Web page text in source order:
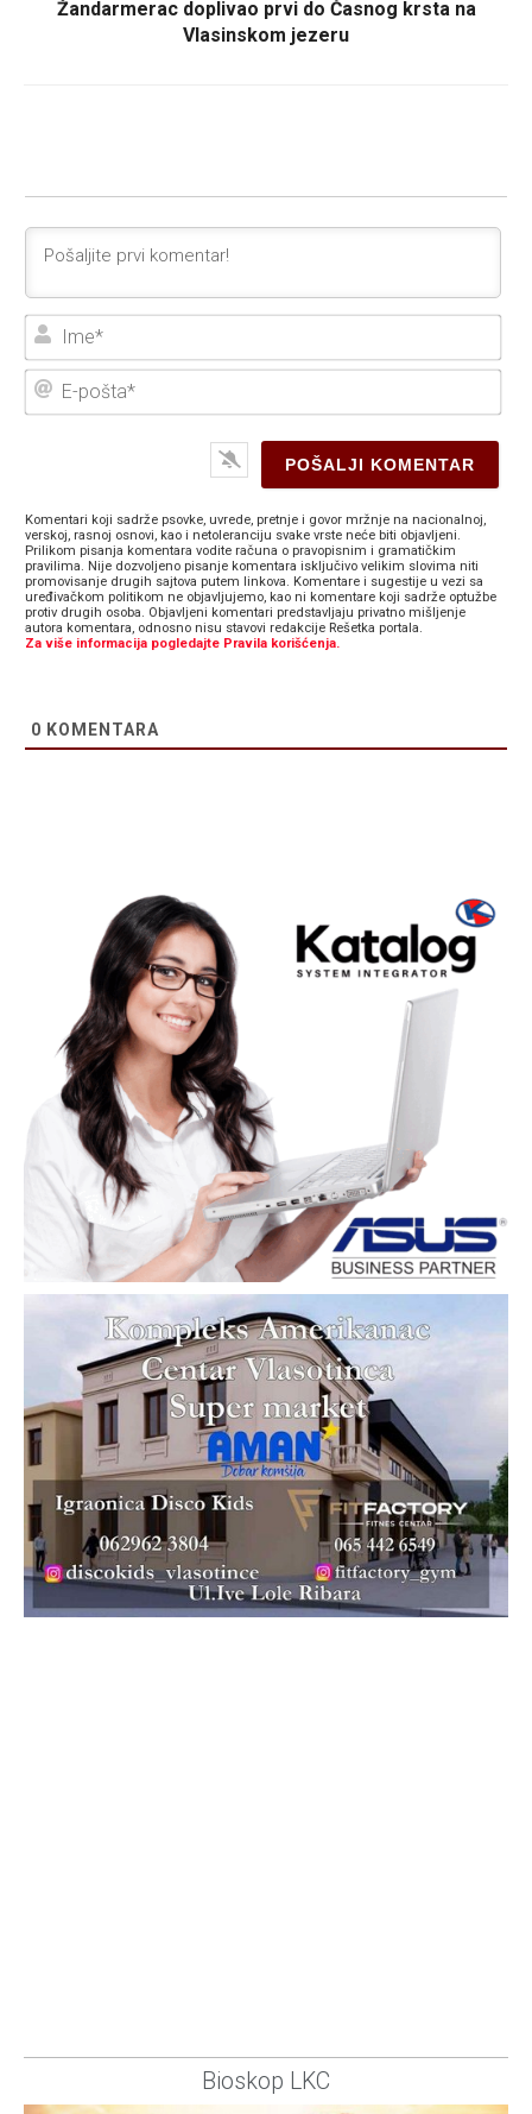
Žandarmerac doplivao prvi do Časnog krsta na
Vlasinskom jezeru
E-
Komentari koji sadrže psovke, uvrede, pretnje i govor mržnje na nacionalnoj,
verskoj, rasnoj osnovi, kao i netoleranciju svake vrste neće biti objavljeni.
Prilikom pisanja komentara vodite računa o pravopisnim i gramatičkim
pravilima. Nije dozvoljeno pisanje komentara isključivo velikim slovima niti
promovisanje drugih sajtova putem linkova. Komentare i sugestije u vezi sa
uređivačkom politikom ne objavljujemo, kao ni komentare koji sadrže optužbe
protiv drugih osoba. Objavljeni komentari predstavljaju privatno mišljenje
autora komentara, odnosno nisu stavovi redakcije Rešetka portala.
Za više informacija pogledajte Pravila korišćenja.
0 KOMENTARA
Bioskop LKC